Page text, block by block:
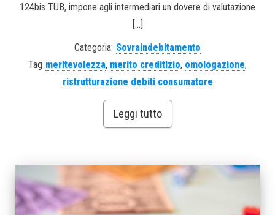
124bis TUB, impone agli intermediari un dovere di valutazione
[…]
Categoria: Sovraindebitamento
Tag meritevolezza, merito creditizio, omologazione,
ristrutturazione debiti consumatore
Leggi tutto